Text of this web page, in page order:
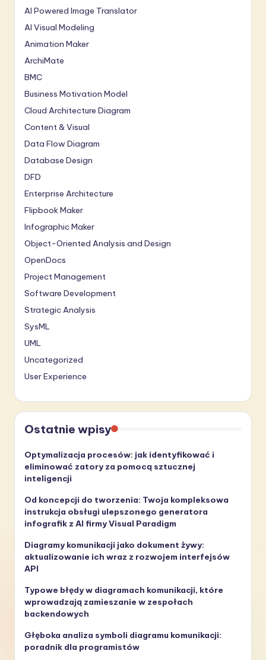
AI Powered Image Translator
AI Visual Modeling
Animation Maker
ArchiMate
BMC
Business Motivation Model
Cloud Architecture Diagram
Content & Visual
Data Flow Diagram
Database Design
DFD
Enterprise Architecture
Flipbook Maker
Infographic Maker
Object-Oriented Analysis and Design
OpenDocs
Project Management
Software Development
Strategic Analysis
SysML
UML
Uncategorized
User Experience
Ostatnie wpisy
Optymalizacja procesów: jak identyfikować i
eliminować zatory za pomocą sztucznej
inteligencji
Od koncepcji do tworzenia: Twoja kompleksowa
instrukcja obsługi ulepszonego generatora
infografik z AI firmy Visual Paradigm
Diagramy komunikacji jako dokument żywy:
aktualizowanie ich wraz z rozwojem interfejsów
API
Typowe błędy w diagramach komunikacji, które
wprowadzają zamieszanie w zespołach
backendowych
Głęboka analiza symboli diagramu komunikacji:
poradnik dla programistów